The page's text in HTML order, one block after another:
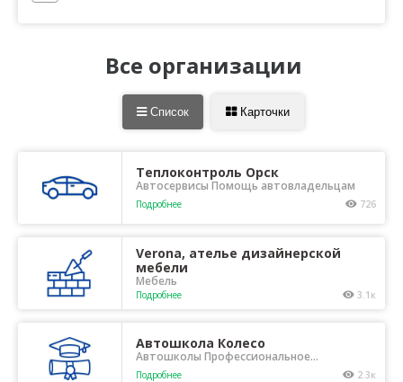
Все организации
Список Карточки
Теплоконтроль Орск
Автосервисы Помощь автовладельцам
Подробнее 726
Verona, ателье дизайнерской
мебели
Мебель
Подробнее 3.1к
Автошкола Колесо
Автошколы Профессиональное
образование
Подробнее 2.3к